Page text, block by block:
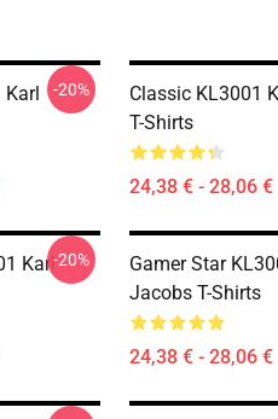
Karl
-20%
Classic KL3001
T-Shirts
24,38 € - 28,06 €
Karl-20%
Gamer Star
Jacobs T-Shirts
24,38 € - 28,06 €